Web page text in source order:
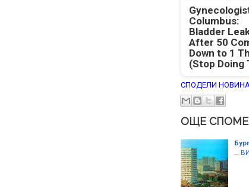
Columbus:
Bladder
After 50
Down to 1
(Stop Doing
СПОДЕЛИ
ОЩЕ
…